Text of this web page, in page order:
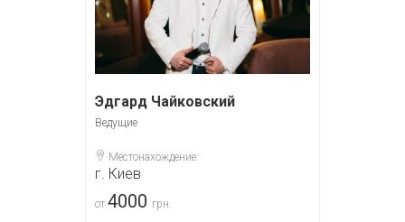
Эдгард Чайковский
Ведущие
Местонахождение:
г. Киев
от 4000 грн.